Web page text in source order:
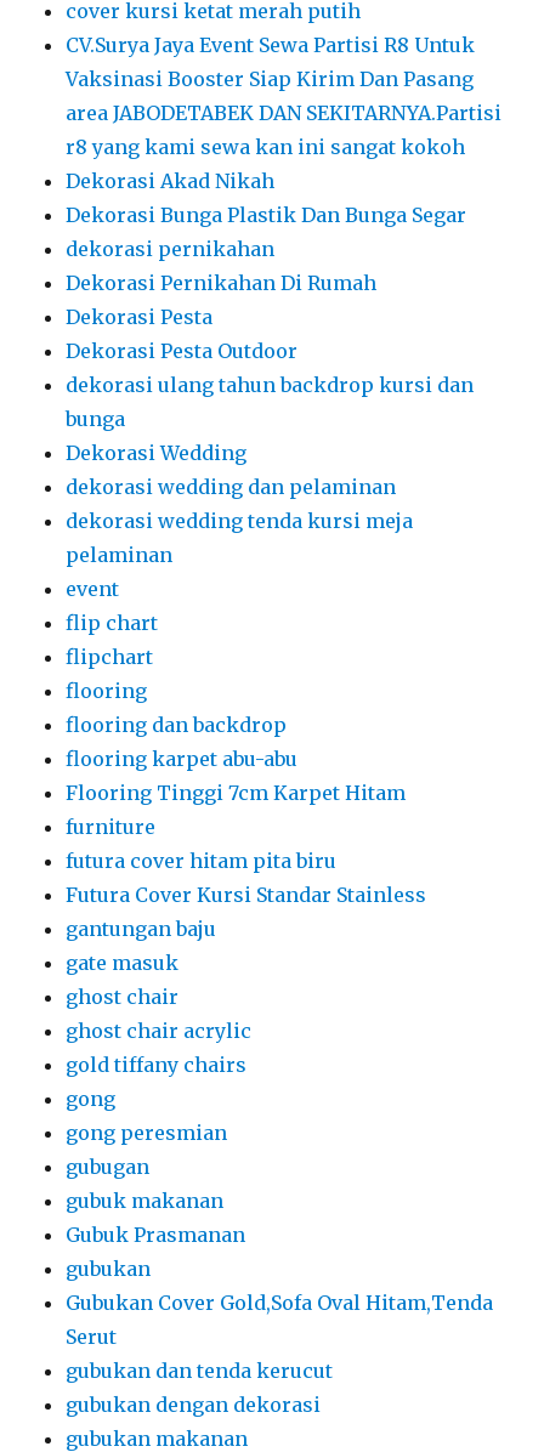
cover kursi ketat merah putih
CV.Surya Jaya Event Sewa Partisi R8 Untuk
Vaksinasi Booster Siap Kirim Dan Pasang
area JABODETABEK DAN SEKITARNYA.Partisi
r8 yang kami sewa kan ini sangat kokoh
Dekorasi Akad Nikah
Dekorasi Bunga Plastik Dan Bunga Segar
dekorasi pernikahan
Dekorasi Pernikahan Di Rumah
Dekorasi Pesta
Dekorasi Pesta Outdoor
dekorasi ulang tahun backdrop kursi dan
bunga
Dekorasi Wedding
dekorasi wedding dan pelaminan
dekorasi wedding tenda kursi meja
pelaminan
event
flip chart
flipchart
flooring
flooring dan backdrop
flooring karpet abu-abu
Flooring Tinggi 7cm Karpet Hitam
furniture
futura cover hitam pita biru
Futura Cover Kursi Standar Stainless
gantungan baju
gate masuk
ghost chair
ghost chair acrylic
gold tiffany chairs
gong
gong peresmian
gubugan
gubuk makanan
Gubuk Prasmanan
gubukan
Gubukan Cover Gold,Sofa Oval Hitam,Tenda
Serut
gubukan dan tenda kerucut
gubukan dengan dekorasi
gubukan makanan